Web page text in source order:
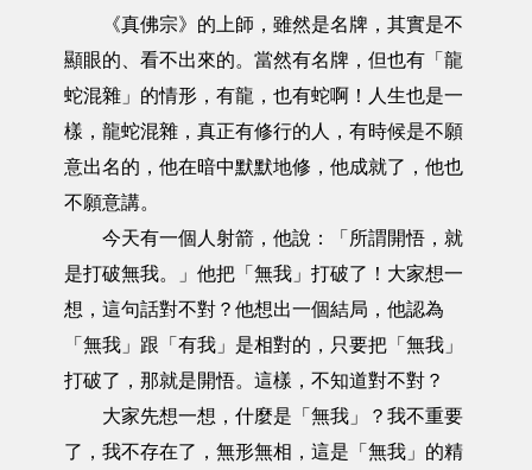
《真佛宗》的上師，雖然是名牌，其實是不
顯眼的、看不出來的。當然有名牌，但也有「龍
蛇混雜」的情形，有龍，也有蛇啊！人生也是一
樣，龍蛇混雜，真正有修行的人，有時候是不願
意出名的，他在暗中默默地修，他成就了，他也
不願意講。
今天有一個人射箭，他說：「所謂開悟，就
是打破無我。」他把「無我」打破了！大家想一
想，這句話對不對？他想出一個結局，他認為
「無我」跟「有我」是相對的，只要把「無我」
打破了，那就是開悟。這樣，不知道對不對？
大家先想一想，什麼是「無我」？我不重要
了，我不存在了，無形無相，這是「無我」的精